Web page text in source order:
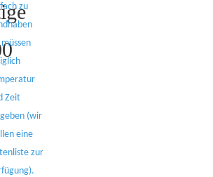
zu
müssen
Zeit
(wir
eine
zur